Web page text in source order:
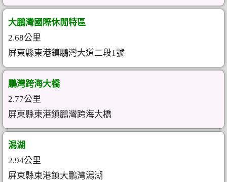
大鵬灣國際休閒特區
2.68公里
屏東縣東港鎮鵬灣大道二段1號
鵬灣跨海大橋
2.77公里
屏東縣東港鎮鵬灣跨海大橋
潟湖
2.94公里
屏東縣東港鎮大鵬灣潟湖